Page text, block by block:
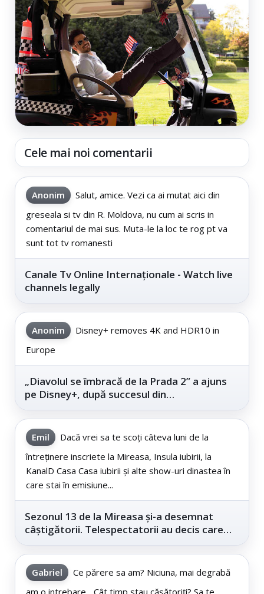
Cele mai noi comentarii
Anonim
Salut, amice. Vezi ca ai mutat aici din
greseala si tv din R. Moldova, nu cum ai scris in
comentariul de mai sus. Muta-le la loc te rog pt va
sunt tot tv romanesti
Canale Tv Online Internaționale - Watch live
channels legally
Anonim
Disney+ removes 4K and HDR10 in
Europe
„Diavolul se îmbracă de la Prada 2” a ajuns
pe Disney+, după succesul din
Emil
Dacă vrei sa te scoți câteva luni de la
întreținere inscriete la Mireasa, Insula iubirii, la
KanalD Casa Casa iubirii și alte show-uri dinastea în
care stai în emisiune...
Sezonul 13 de la Mireasa și-a desemnat
câștigătorii. Telespectatorii au decis care
Gabriel
Ce părere sa am? Niciuna, mai degrabă
am o intrebare... Cât timp stau căsătoriți? Sa te